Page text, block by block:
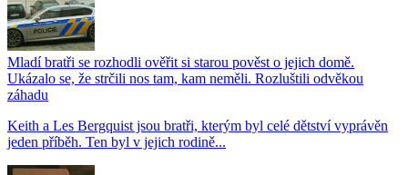
Mladí bratři se rozhodli ověřit si starou pověst o jejich domě.
Ukázalo se, že strčili nos tam, kam neměli. Rozluštili odvěkou
záhadu
Keith a Les Bergquist jsou bratři, kterým byl celé dětství vyprávěn
jeden příběh. Ten byl v jejich rodině...